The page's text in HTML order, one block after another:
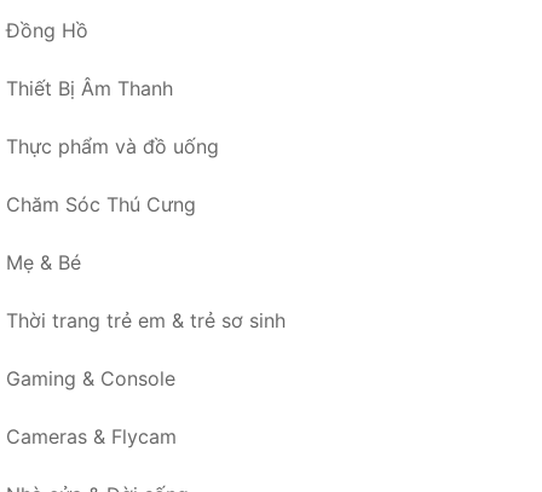
Đồng Hồ
Thiết Bị Âm Thanh
Thực phẩm và đồ uống
Chăm Sóc Thú Cưng
Mẹ & Bé
Thời trang trẻ em & trẻ sơ sinh
Gaming & Console
Cameras & Flycam